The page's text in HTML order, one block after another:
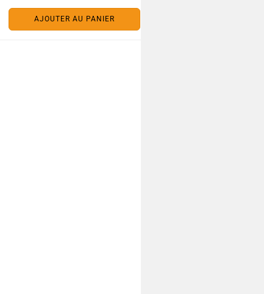
AJOUTER AU PANIER